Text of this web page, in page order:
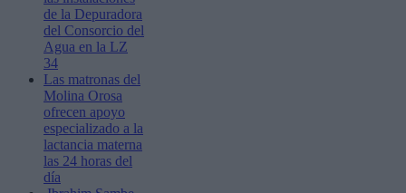
de la Depuradora
del Consorcio del
Agua en la LZ
34
Las matronas del
Molina Orosa
ofrecen apoyo
especializado a la
lactancia materna
las 24 horas del
día